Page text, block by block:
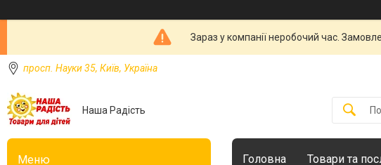
Зараз у компанії неробочий час.
просп. Науки 35, Київ, Україна
Наша Радість
Головна Товари та